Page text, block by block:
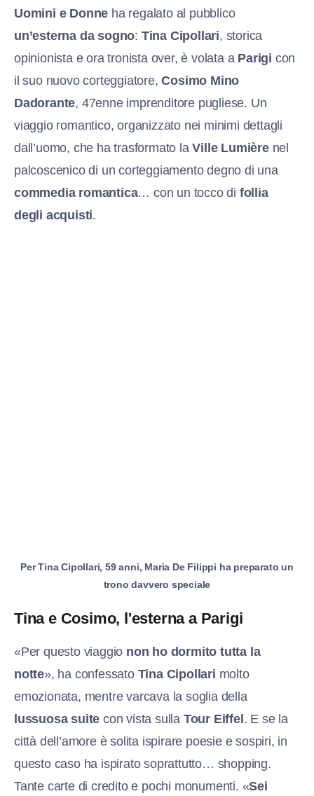
Uomini e Donne ha regalato al pubblico
un’esterna da sogno: Tina Cipollari, storica
opinionista e ora tronista over, è volata a Parigi con
il suo nuovo corteggiatore,Cosimo Mino
Dadorante, 47enne imprenditore pugliese. Un
viaggio romantico, organizzato nei minimi dettagli
dall’uomo, che ha trasformato laVille Lumièrenel
palcoscenico di un corteggiamento degno di una
commedia romantica… con un tocco di follia
degli acquisti.
Per Tina Cipollari, 59 anni, Maria De Filippi ha preparato un
trono davvero speciale
Tina e Cosimo, l'esterna a Parigi
«Per questo viaggio non ho dormito tutta la
notte», ha confessato Tina Cipollari molto
emozionata, mentre varcava la soglia della
lussuosa suite con vista sulla Tour Eiffel . E se la
città dell’amore è solita ispirare poesie e sospiri, in
questo caso ha ispirato soprattutto… shopping.
Tante carte di credito e pochi monumenti. «Sei